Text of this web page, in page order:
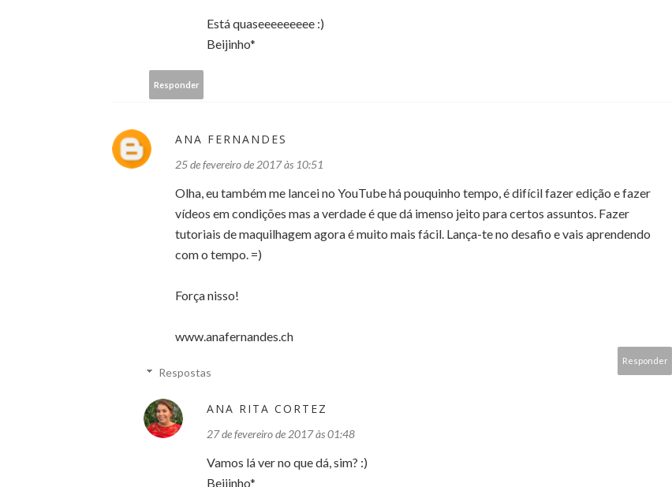
Está quaseeeeeeeee :)
Beijinho*
Responder
ANA FERNANDES
25 de fevereiro de 2017 às 10:51
Olha, eu também me lancei no YouTube há pouquinho tempo, é difícil fazer edição e fazer
vídeos em condições mas a verdade é que dá imenso jeito para certos assuntos. Fazer
tutoriais de maquilhagem agora é muito mais fácil. Lança-te no desafio e vais aprendendo
com o tempo. =)
Força nisso!
www.anafernandes.ch
Responder
Respostas
ANA RITA CORTEZ
27 de fevereiro de 2017 às 01:48
Vamos lá ver no que dá, sim? :)
Beijinho*